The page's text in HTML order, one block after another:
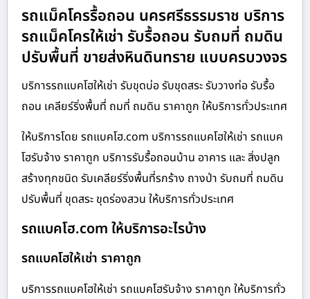
รถแม็คโครรื้อถอน นครศรีธรรมราช บริการ
รถแม็คโครให้เช่า รับรื้อถอน รับถมที่ ถมดิน
ปรับพื้นที่ ขายส่งหินดินทราย แบบครบวงจร
บริการรถแบคโฮให้เช่า รับขุดบ่อ รับขุดสระ รับวางท่อ รับรื้อ
ถอน เคลียร์ริ่งพื้นที่ ถมที่ ถมดิน ราคาถูก ให้บริการทั่วประเทศ
ให้บริการโดย รถแบคโฮ.com บริการรถแบคโฮให้เช่า รถแบค
โฮรับจ้าง ราคาถูก บริการรับรื้อถอนบ้าน อาคาร และ สิ่งปลูก
สร้างทุกชนิด รับเคลียร์ริ่งพื้นที่รกร้าง ถางป่า รับถมที่ ถมดิน
ปรับพื้นที่ ขุดสระ ขุดร่องสวน ให้บริการทั่วประเทศ
รถแบคโฮ.com ให้บริการอะไรบ้าง
รถแบคโฮให้เช่า ราคาถูก
บริการรถแบคโฮให้เช่า รถแบคโฮรับจ้าง ราคาถูก ให้บริการทั่ว